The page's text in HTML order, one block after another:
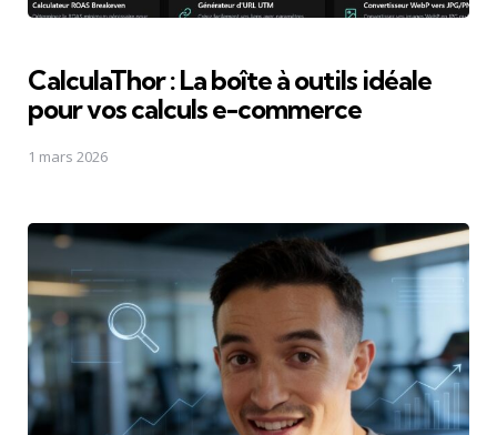
CalculaThor : La boîte à outils idéale
pour vos calculs e-commerce
1 mars 2026